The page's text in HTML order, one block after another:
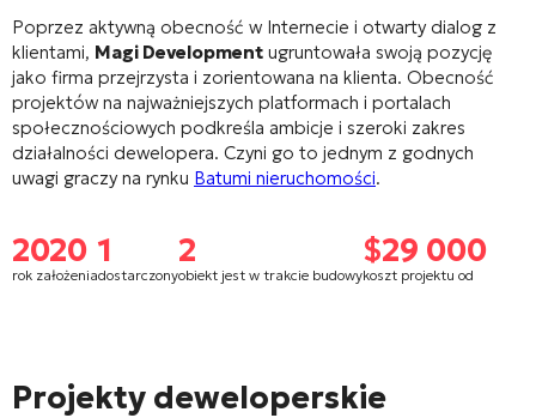
Poprzez aktywną obecność w Internecie i otwarty dialog z
klientami, Magi Development ugruntowała swoją pozycję
jako firma przejrzysta i zorientowana na klienta. Obecność
projektów na najważniejszych platformach i portalach
społecznościowych podkreśla ambicje i szeroki zakres
działalności dewelopera. Czyni go to jednym z godnych
uwagi graczy na rynku Batumi nieruchomości.
2020
rok założenia
1
dostarczony
2
obiekt jest w trakcie budowy
$29 000
koszt projektu od
Projekty deweloperskie